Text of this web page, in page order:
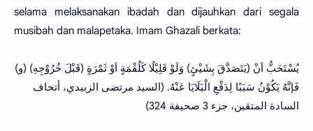
selama melaksanakan ibadah dan dijauhkan dari segala
musibah dan malapetaka. Imam Ghazali berkata:
(و) يُسْتَحَبُّ اَنْ (يَتَصَدَّقَ بِشَيْئٍ) وَلَوْ قَلِيْلًا كَلُقْمَةٍ اَوْ ثَمْرَةٍ (قَبْلَ خُرُوْجِهِ)
فَإنَّهُ يَكُوْنُ سَبَبًا لِدَفْعِ الْبَلَايَا عَنْهُ. (السيد مرتضى الزبيدي، أتحاف
السادة المتقين، جزء 3 صحيفة 324)